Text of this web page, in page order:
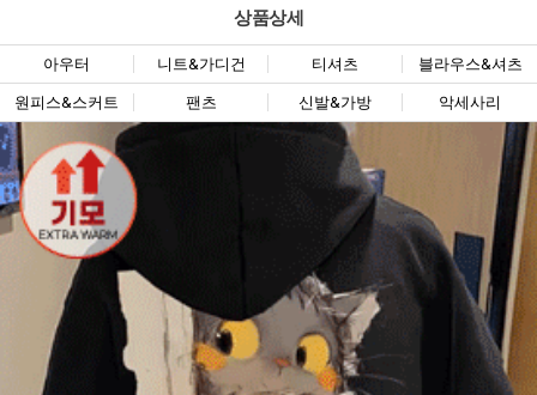
상품상세
아우터 니트&가디건 티셔츠 블라우스&셔츠
원피스&스커트 팬츠 신발&가방 악세사리